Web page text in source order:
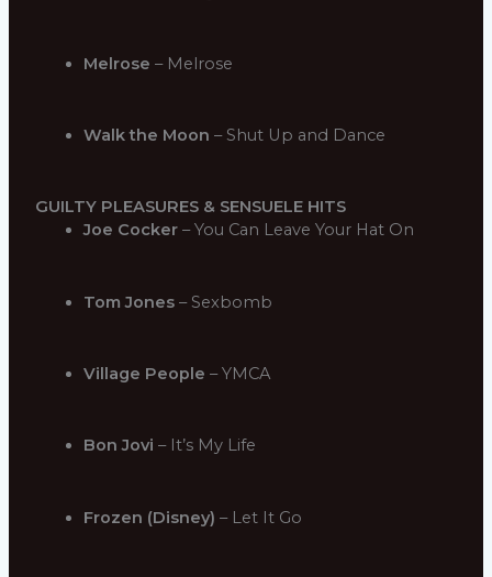
Melrose – Melrose
Walk the Moon – Shut Up and Dance
GUILTY PLEASURES & SENSUELE HITS
Joe Cocker – You Can Leave Your Hat On
Tom Jones – Sexbomb
Village People – YMCA
Bon Jovi – It’s My Life
Frozen (Disney) – Let It Go